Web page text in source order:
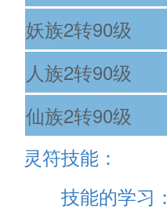
妖族2转90级
人族2转90级
仙族2转90级
灵符技能：
技能的学习：